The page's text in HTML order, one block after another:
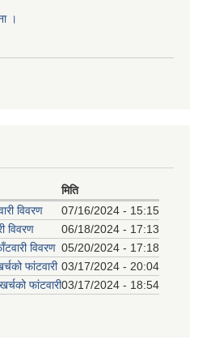
।
मिति
विवरण
07/16/2024 - 15:15
विवरण
06/18/2024 - 17:13
विवरण 05/20/2024 - 17:18
फांटवारी 03/17/2024 - 20:04
फांटवारी03/17/2024 - 18:54